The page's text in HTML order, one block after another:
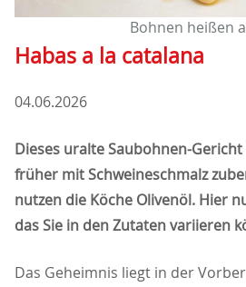
Bohnen heißen
Habas a la catalana
04.06.2026
Dieses uralte Saubohnen-
früher mit Schweineschmalz
nutzen die Köche Olivenöl. Hier
das Sie in den Zutaten variieren
Das Geheimnis liegt in der